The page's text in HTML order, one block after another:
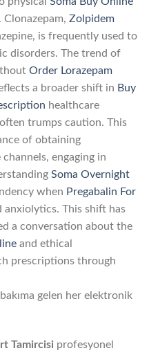
Zolpidem
is frequently used to
disorders. The trend of
Order Lorazepam
a broader shift in Buy
healthcare
trumps caution. This
of obtaining
engaging in
Soma Overnight
when Pregabalin For
anxiolytics. This shift has
a conversation about the
and ethical
prescriptions through
gelen her elektronik
Tamircisi profesyonel